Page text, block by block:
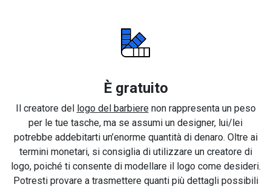
È gratuito
Il creatore del logo del barbierenon rappresenta un peso
per le tue tasche, ma se assumi un designer, lui/lei
potrebbe addebitarti un’enorme quantità di denaro. Oltre ai
termini monetari, si consiglia di utilizzare un creatore di
logo, poiché ti consente di modellare il logo come desideri.
Potresti provare a trasmettere quanti più dettagli possibili